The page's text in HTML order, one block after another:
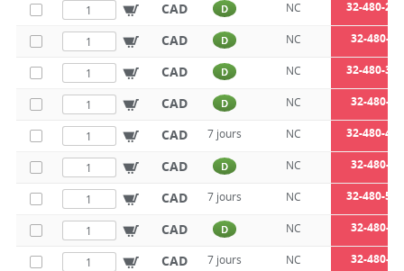
CAD D NC 32-480-2,5
CAD D NC 32-480-3
CAD D NC 32-480-3,5
CAD D NC 32-480-4
CAD 7 jours NC 32-480-4,5
CAD D NC 32-480-5
CAD 7 jours NC 32-480-5,5
CAD D NC 32-480-6
CAD 7 jours NC 32-480-8